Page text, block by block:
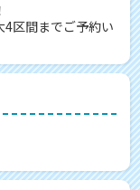
区間までご予約い